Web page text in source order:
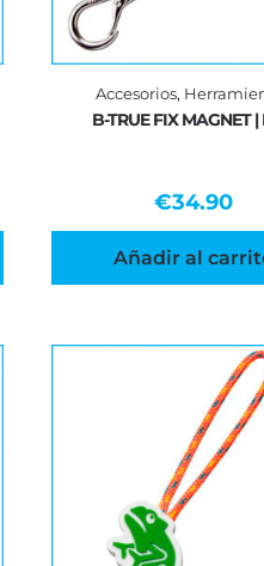
Accesorios,
B-TRUE FIX MAGNET |
€34.90
Añadir al